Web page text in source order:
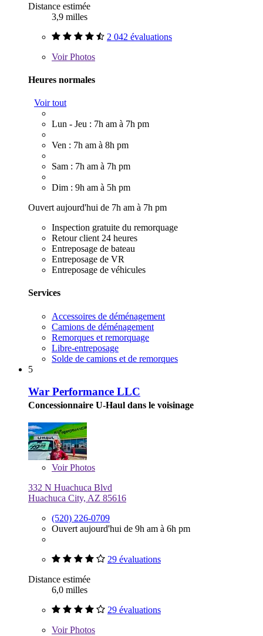
Distance estimée
3,9 milles
2 042 évaluations
VoirPhotos
Heures normales
Voir tout
Lun - Jeu : 7h am à 7h pm
Ven : 7h am à 8h pm
Sam : 7h am à 7h pm
Dim : 9h am à 5h pm
Ouvert aujourd'hui de 7h am à 7h pm
Inspection gratuite du remorquage
Retour client 24 heures
Entreposage de bateau
Entreposage de VR
Entreposage de véhicules
Services
Accessoires de déménagement
Camions de déménagement
Remorques et remorquage
Libre-entreposage
Solde de camions et de remorques
5
War Performance LLC
Concessionnaire U-Haul dans le voisinage
VoirPhotos
332 N Huachuca Blvd
Huachuca City, AZ 85616
(520) 226-0709
Ouvert aujourd'hui de 9h am à 6h pm
29 évaluations
Distance estimée
6,0 milles
29 évaluations
VoirPhotos